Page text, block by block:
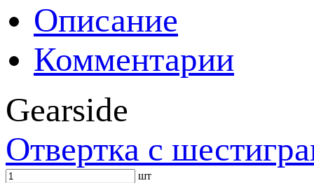
Описание
Комментарии
Gearside
Отвертка с
шт